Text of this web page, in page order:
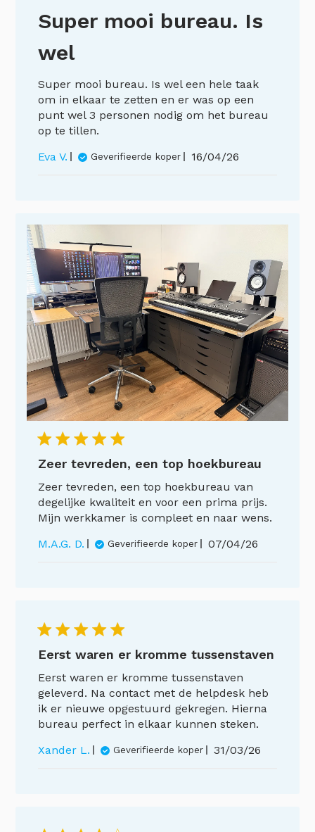
Super mooi bureau. Is
wel
Super mooi bureau. Is wel een hele taak
om in elkaar te zetten en er was op een
punt wel 3 personen nodig om het bureau
op te tillen.
Eva V.
Geverifieerde koper Publicatiedatum
16/04/26
Zeer tevreden, een top hoekbureau
Zeer tevreden, een top hoekbureau van
degelijke kwaliteit en voor een prima prijs.
Mijn werkkamer is compleet en naar wens.
M.A.G. D.
Geverifieerde koper 07/04/26
Eerst waren er kromme tussenstaven
Eerst waren er kromme tussenstaven
geleverd. Na contact met de helpdesk heb
ik er nieuwe opgestuurd gekregen. Hierna
bureau perfect in elkaar kunnen steken.
Xander L.
Geverifieerde koper 31/03/26